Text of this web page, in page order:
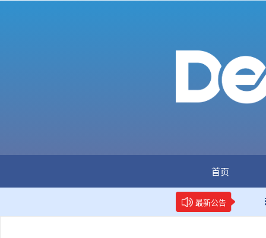
首页
最新公告
新华网权威报道：两项